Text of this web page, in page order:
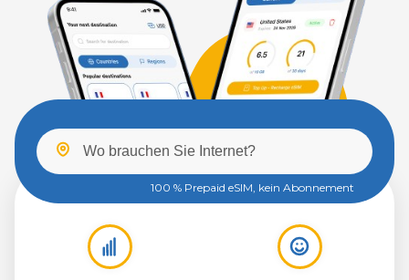
100 % Prepaid eSIM, kein Abonnement